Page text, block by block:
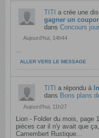
TITI a crée une
gagner un
dansConcours
Aujourd'hui, 14h44
...
ALLER VERS LE MESSAGE
TITI a répondu à
dans Bons plans
Aujourd'hui, 11h27
Lion - Folder du mois, page
pièces car il n'y avait que
Camembert Rustique...